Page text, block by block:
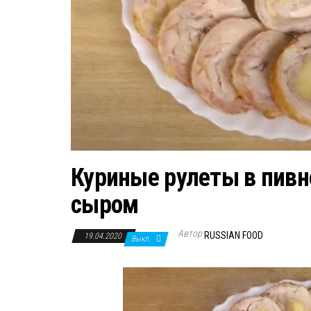
Куриные рулеты в
сыром
19.04.2020 Выкл. Автор RUSSIAN FOOD